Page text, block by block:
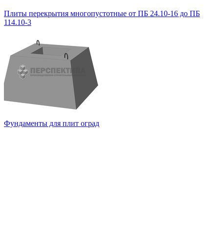
Плиты перекрытия многопустотные от ПБ 24.10-16 до ПБ
114.10-3
Фундаменты для плит оград